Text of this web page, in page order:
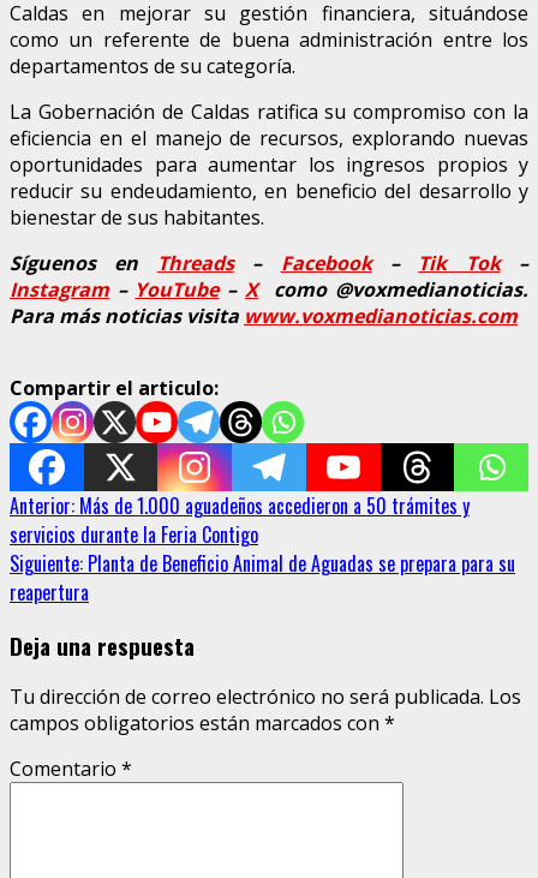
Caldas en mejorar su gestión financiera, situándose
como un referente de buena administración entre los
departamentos de su categoría.
La Gobernación de Caldas ratifica su compromiso con la
eficiencia en el manejo de recursos, explorando nuevas
oportunidades para aumentar los ingresos propios y
reducir su endeudamiento, en beneficio del desarrollo y
bienestar de sus habitantes.
Síguenos en
Threads– Facebook– Tik Tok–
Instagram – YouTube– Xcomo @voxmedianoticias.
Para más noticias visita www.voxmedianoticias.com
Compartir el articulo:
Sigue
leyendo
Anterior: Más de 1.000 aguadeños accedieron a 50 trámites y
servicios durante la Feria Contigo
Siguiente: Planta de Beneficio Animal de Aguadas se prepara para su
reapertura
Deja una respuesta
Tu dirección de correo electrónico no será publicada. Los
campos obligatorios están marcados con *
Comentario *